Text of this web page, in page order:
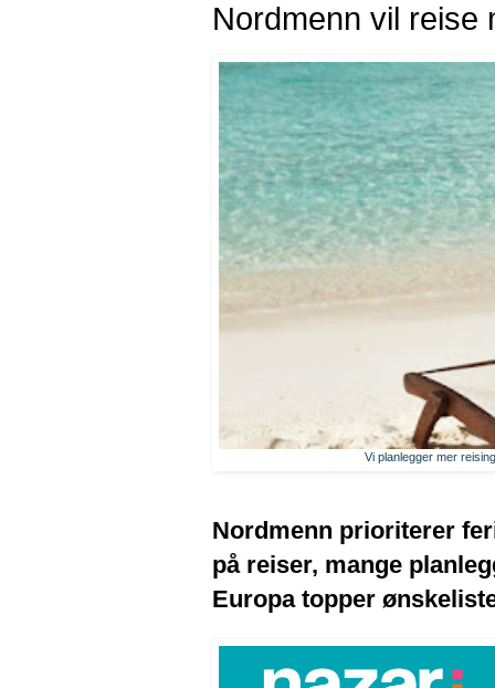
Nordmenn vil reise
Vi planlegger mer
Nordmenn prioriterer
på reiser, mange
Europa topper